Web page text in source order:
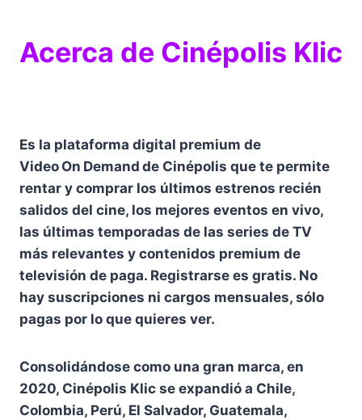
Acerca de Cinépolis Klic
Es la plataforma digital premium de
Video On Demand de Cinépolis que te permite
rentar y comprar los últimos estrenos recién
salidos del cine, los mejores eventos en vivo,
las últimas temporadas de las series de TV
más relevantes y contenidos premium de
televisión de paga. Registrarse es gratis. No
hay suscripciones ni cargos mensuales, sólo
pagas por lo que quieres ver.
Consolidándose como una gran marca, en
2020, Cinépolis Klic se expandió a Chile,
Colombia, Perú, El Salvador, Guatemala,